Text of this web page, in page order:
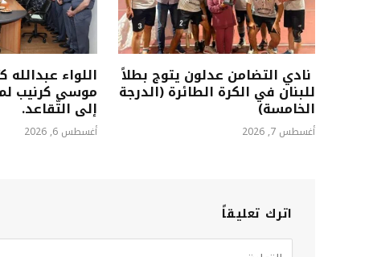
نادي التضامن عدلون يتوج بطلاً
للبنان في الكرة الطائرة (الدرجة
الخامسة)
أغسطس 7, 2026
اللواء عبدالله
موسى كرنيب
إلى التّقاعد.
أغسطس 6, 2026
اترك تعليقاً